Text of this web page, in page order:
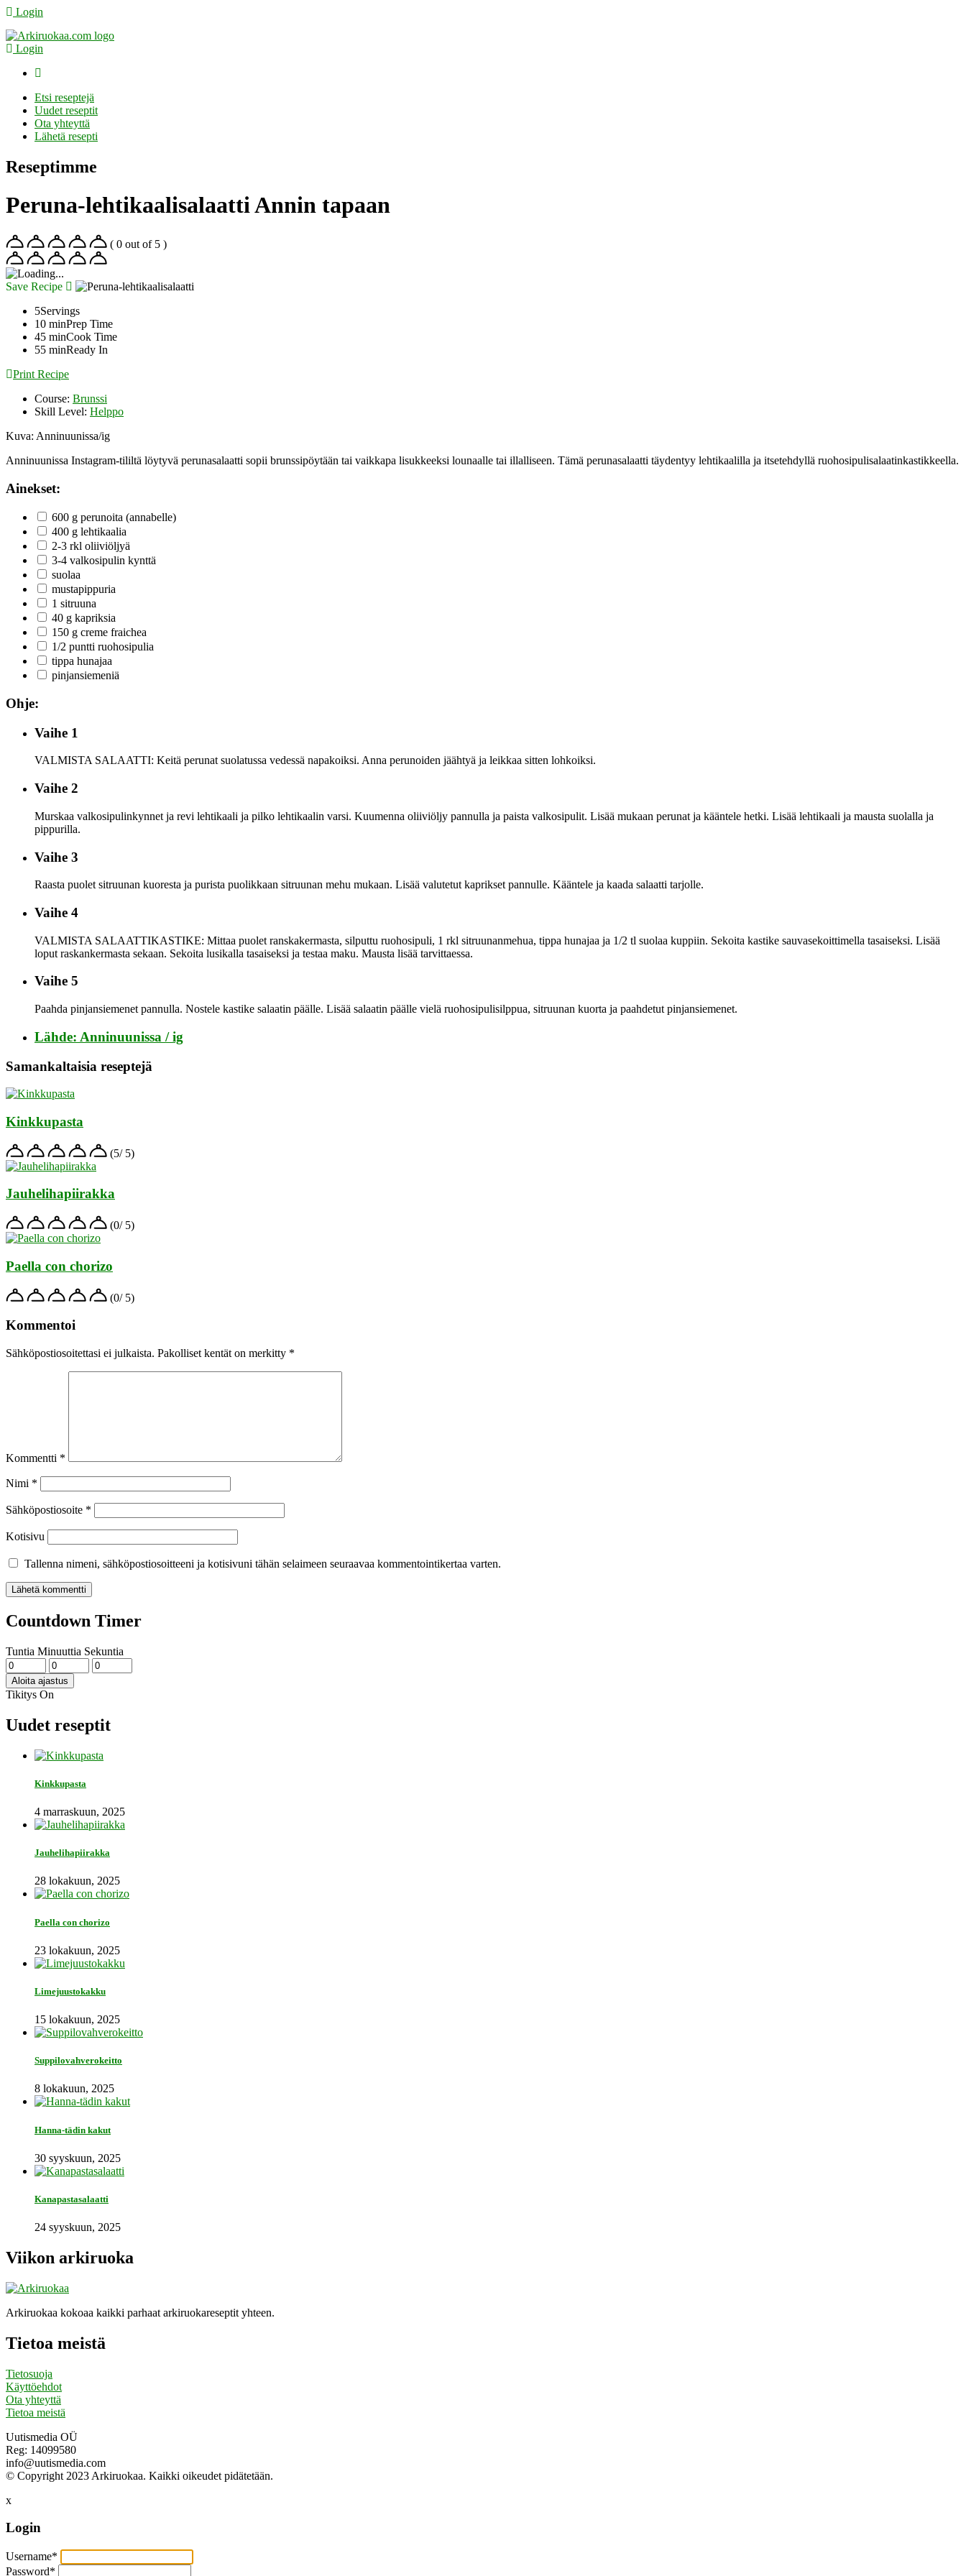
Login
Login
Etsi reseptejä
Uudet reseptit
Ota yhteyttä
Lähetä resepti
Reseptimme
Peruna-lehtikaalisalaatti Annin tapaan
( 0 out of 5 )
Save Recipe
5Servings
10 minPrep Time
45 minCook Time
55 minReady In
Print Recipe
Course: Brunssi
Skill Level: Helppo
Kuva: Anninuunissa/ig
Anninuunissa Instagram-tililtä löytyvä perunasalaatti sopii brunssipöytään tai vaikkapa lisukkeeksi lounaalle tai illalliseen. Tämä perunasalaatti täydentyy lehtikaalilla ja itsetehdyllä ruohosipulisalaatinkastikkeella.
Ainekset:
600 g perunoita (annabelle)
400 g lehtikaalia
2-3 rkl oliiviöljyä
3-4 valkosipulin kynttä
suolaa
mustapippuria
1 sitruuna
40 g kapriksia
150 g creme fraichea
1/2 puntti ruohosipulia
tippa hunajaa
pinjansiemeniä
Ohje:
Vaihe 1
VALMISTA SALAATTI: Keitä perunat suolatussa vedessä napakoiksi. Anna perunoiden jäähtyä ja leikkaa sitten lohkoiksi.
Vaihe 2
Murskaa valkosipulinkynnet ja revi lehtikaali ja pilko lehtikaalin varsi. Kuumenna oliiviöljy pannulla ja paista valkosipulit. Lisää mukaan perunat ja kääntele hetki. Lisää lehtikaali ja mausta suolalla ja
pippurilla.
Vaihe 3
Raasta puolet sitruunan kuoresta ja purista puolikkaan sitruunan mehu mukaan. Lisää valutetut kaprikset pannulle. Kääntele ja kaada salaatti tarjolle.
Vaihe 4
VALMISTA SALAATTIKASTIKE: Mittaa puolet ranskakermasta, silputtu ruohosipuli, 1 rkl sitruunanmehua, tippa hunajaa ja 1/2 tl suolaa kuppiin. Sekoita kastike sauvasekoittimella tasaiseksi. Lisää
loput raskankermasta sekaan. Sekoita lusikalla tasaiseksi ja testaa maku. Mausta lisää tarvittaessa.
Vaihe 5
Paahda pinjansiemenet pannulla. Nostele kastike salaatin päälle. Lisää salaatin päälle vielä ruohosipulisilppua, sitruunan kuorta ja paahdetut pinjansiemenet.
Lähde: Anninuunissa / ig
Samankaltaisia reseptejä
Kinkkupasta
(5/ 5)
Jauhelihapiirakka
(0/ 5)
Paella con chorizo
(0/ 5)
Kommentoi
Sähköpostiosoitettasi ei julkaista. Pakolliset kentät on merkitty *
Kommentti *
Nimi *
Sähköpostiosoite *
Kotisivu
Tallenna nimeni, sähköpostiosoitteeni ja kotisivuni tähän selaimeen seuraavaa kommentointikertaa varten.
Countdown Timer
Tuntia Minuuttia Sekuntia
Aloita ajastus
Tikitys On
Uudet reseptit
Kinkkupasta
4 marraskuun, 2025
Jauhelihapiirakka
28 lokakuun, 2025
Paella con chorizo
23 lokakuun, 2025
Limejuustokakku
15 lokakuun, 2025
Suppilovahverokeitto
8 lokakuun, 2025
Hanna-tädin kakut
30 syyskuun, 2025
Kanapastasalaatti
24 syyskuun, 2025
Viikon arkiruoka
Arkiruokaa kokoaa kaikki parhaat arkiruokareseptit yhteen.
Tietoa meistä
Tietosuoja
Käyttöehdot
Ota yhteyttä
Tietoa meistä
Uutismedia OÜ
Reg: 14099580
info@uutismedia.com
© Copyright 2023 Arkiruokaa. Kaikki oikeudet pidätetään.
x
Login
Username*
Password*